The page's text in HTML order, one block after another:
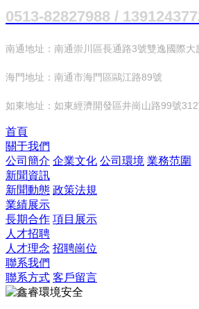
0513-82827988 /
南通地址：南通崇川區長通路3號雙逸國際大
海門地址：南通市海門區鷗江路89號
如東地址：如東經濟開發區井崗山路99號
首頁
關于我們
公司簡介 企業文化 公司環境 業務范圍
新聞資訊
新聞動態 政策法規
業績展示
長期合作 項目展示
人才招聘
人才理念 招聘崗位
聯系我們
聯系方式 客戶留言